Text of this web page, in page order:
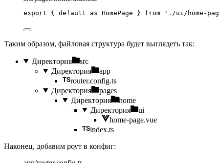
export { default as HomePage } from ' ./ui/home-
Таким образом, файловая структура будет выглядеть так:
Директория
src
Директория
app
router.config.ts
Директория
pages
Директория
home
Директория
ui
home-page.vue
index.ts
Наконец, добавим роут в конфиг: